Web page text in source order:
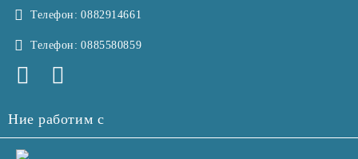
Телефон: 0882914661
Телефон: 0885580859
Ние работим с